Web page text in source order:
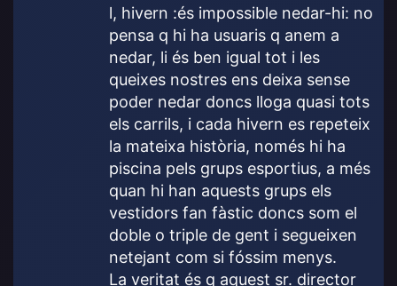
l, hivern :és impossible nedar-hi: no
pensa q hi ha usuaris q anem a
nedar, li és ben igual tot i les
queixes nostres ens deixa sense
poder nedar doncs lloga quasi tots
els carrils, i cada hivern es repeteix
la mateixa història, només hi ha
piscina pels grups esportius, a més
quan hi han aquests grups els
vestidors fan fàstic doncs som el
doble o triple de gent i segueixen
netejant com si fóssim menys.
La veritat és q aquest sr. director